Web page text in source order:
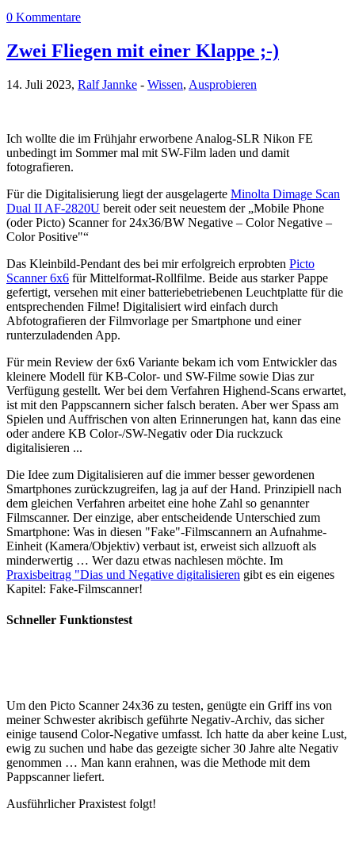
0 Kommentare
Zwei Fliegen mit einer Klappe ;-)
14. Juli 2023, Ralf Jannke - Wissen, Ausprobieren
Ich wollte die im Frühjahr erworbene Analog-SLR Nikon FE
unbedingt im Sommer mal mit SW-Film laden und damit
fotografieren.
Für die Digitalisierung liegt der ausgelagerte Minolta Dimage Scan
Dual II AF-2820U bereit oder seit neuestem der „Mobile Phone
(oder Picto) Scanner for 24x36/BW Negative – Color Negative –
Color Positive"“
Das Kleinbild-Pendant des bei mir erfolgreich erprobten Picto
Scanner 6x6 für Mittelformat-Rollfilme. Beide aus starker Pappe
gefertigt, versehen mit einer batteriebetriebenen Leuchtplatte für die
entsprechenden Filme! Digitalisiert wird einfach durch
Abfotografieren der Filmvorlage per Smartphone und einer
runterzuladenden App.
Für mein Review der 6x6 Variante bekam ich vom Entwickler das
kleinere Modell für KB-Color- und SW-Filme sowie Dias zur
Verfügung gestellt. Wer bei dem Verfahren Highend-Scans erwartet,
ist mit den Pappscannern sicher falsch beraten. Aber wer Spass am
Spielen und Auffrischen von alten Erinnerungen hat, kann das eine
oder andere KB Color-/SW-Negativ oder Dia ruckzuck
digitalisieren ...
Die Idee zum Digitalisieren auf die immer besser gewordenen
Smartphones zurückzugreifen, lag ja auf der Hand. Prinzipiell nach
dem gleichen Verfahren arbeitet eine hohe Zahl so genannter
Filmscanner. Der einzige, aber entscheidende Unterschied zum
Smartphone: Was in diesen "Fake"-Filmscannern an Aufnahme-
Einheit (Kamera/Objektiv) verbaut ist, erweist sich allzuoft als
minderwertig … Wer dazu etwas nachlesen möchte. Im
Praxisbeitrag "Dias und Negative digitalisieren gibt es ein eigenes
Kapitel: Fake-Filmscanner!
Schneller Funktionstest
Um den Picto Scanner 24x36 zu testen, genügte ein Griff ins von
meiner Schwester akribisch geführte Negativ-Archiv, das sicher
einige tausend Color-Negative umfasst. Ich hatte da aber keine Lust,
ewig zu suchen und habe das gezeigte sicher 30 Jahre alte Negativ
genommen … Man kann erahnen, was die Methode mit dem
Pappscanner liefert.
Ausführlicher Praxistest folgt!